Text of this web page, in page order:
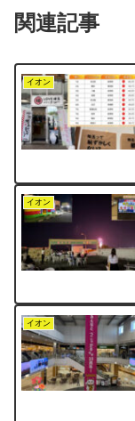
関連記事
イオン
イオン
イオン